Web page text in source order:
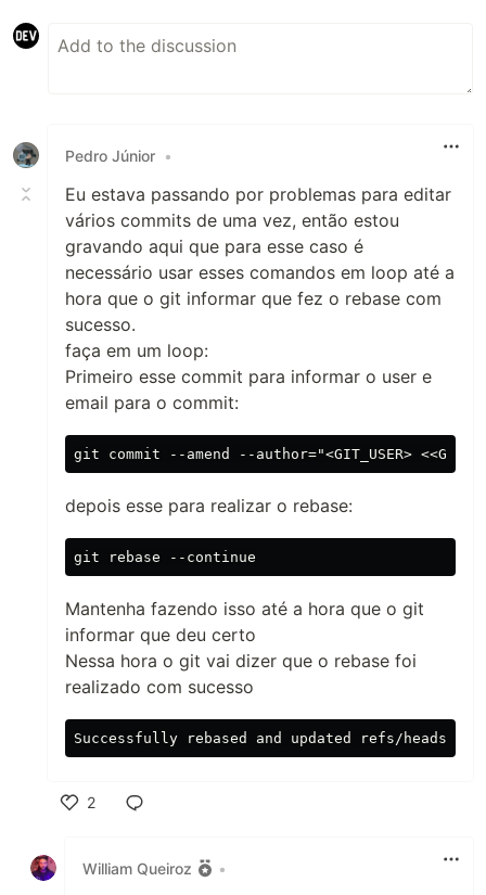
Pedro Júnior •
Eu estava passando por problemas para editar
vários commits de uma vez, então estou
gravando aqui que para esse caso é
necessário usar esses comandos em loop até a
hora que o git informar que fez o rebase com
sucesso.
faça em um loop:
Primeiro esse commit para informar o user e
email para o commit:
depois esse para realizar o rebase:
Mantenha fazendo isso até a hora que o git
informar que deu certo
Nessa hora o git vai dizer que o rebase foi
realizado com sucesso
2
William Queiroz
•